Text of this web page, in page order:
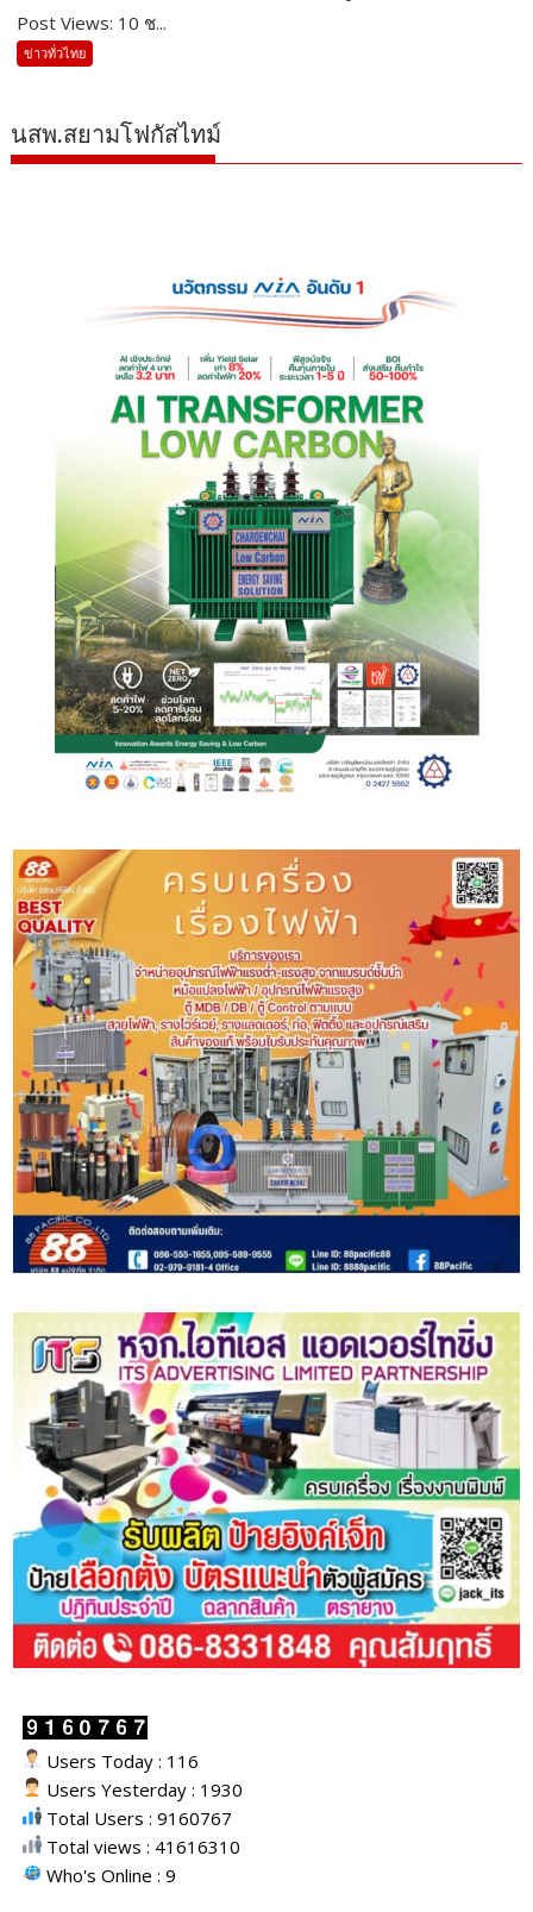
Post Views: 10 ช...
ข่าวทั่วไทย
นสพ.สยามโฟกัสไทม์
Users Today : 116
Users Yesterday : 1930
Total Users : 9160767
Total views : 41616310
Who's Online : 9